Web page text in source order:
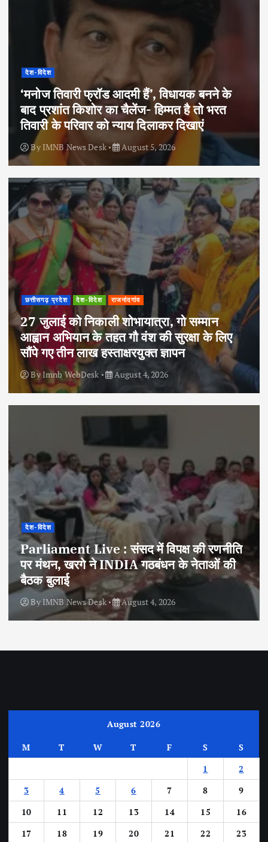
देश-विदेश
‘मनोज तिवारी फ्रॉड आदमी हैं’, विधायक बनने के
बाद प्रशांत किशोर का चैलेंज- हिम्मत है तो भरत
तिवारी के परिवार को न्याय दिलाकर दिखाएं
By IMNB News Desk August 5, 2026
छत्तीसगढ़ प्रदेश देश-विदेश राजनांदगांव
27 जुलाई को निकाली शोभायात्रा, गो सम्मान
आह्वान अभियान के तहत गौ वंश की सुरक्षा के लिए
सौंपे गए तीन लाख हस्ताक्षरयुक्त ज्ञापन
ByImnb WebDesk August 4, 2026
देश-विदेश
Parliament Live : संसद में विपक्ष की रणनीति
पर मंथन, खरगे ने INDIA गठबंधन के नेताओं की
बैठक बुलाई
ByIMNB News Desk August 4, 2026
August 2026
M T W T F S
S
1
2
3
4 5 6 7 8
9
10
11 12 13 14 15
16
17
18 19 20 21 22
23